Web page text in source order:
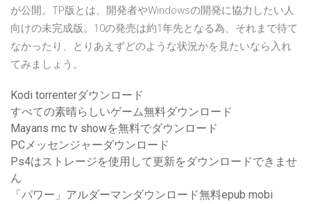
が公開。TP版とは、開発者やWindowsの開発に協力したい人
向けの未完成版。10の発売は約1年先となる為、それまで待て
なかったり、とりあえずどのような状況かを見たいなら入れ
てみましょう。
Kodi torrenterダウンロード
すべての素晴らしいゲーム無料ダウンロード
Mayans mc tv showを無料でダウンロード
PCメッセンジャーダウンロード
Ps4はストレージを使用して更新をダウンロードできませ
ん
「パワー」アルダーマンダウンロード無料epub mobi